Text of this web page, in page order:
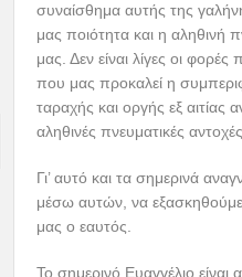
συναίσθημα αυτής της
μας ποιότητα και η αληθινή
μας. Δεν είναι λίγες οι
που μας προκαλεί η
ταραχής και οργής εξ
αληθινές πνευματικές
Γι’ αυτό και τα σημερινά
μέσω αυτών, να εξασκηθούμε
μας ο εαυτός.
Το σημερινό Ευαγγέλιο